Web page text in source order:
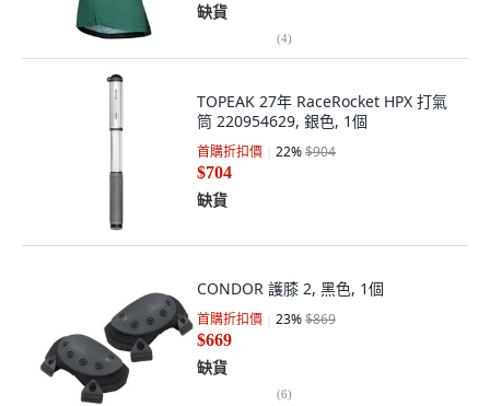
缺貨
(4)
TOPEAK 27年 RaceRocket HPX 打氣
筒 220954629, 銀色, 1個
首購折扣價 22%$904
$704
缺貨
CONDOR 護膝 2, 黑色, 1個
首購折扣價 23%$869
$669
缺貨
(6)